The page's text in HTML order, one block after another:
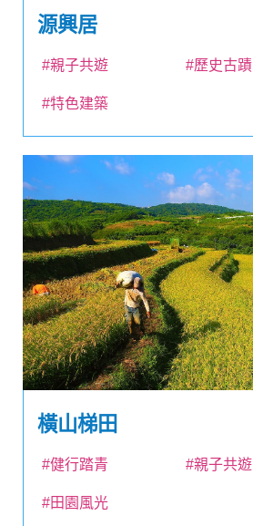
源興居
#親子共遊 #歷史古蹟
#特色建築
橫山梯田
#健行踏青 #親子共遊
#田園風光